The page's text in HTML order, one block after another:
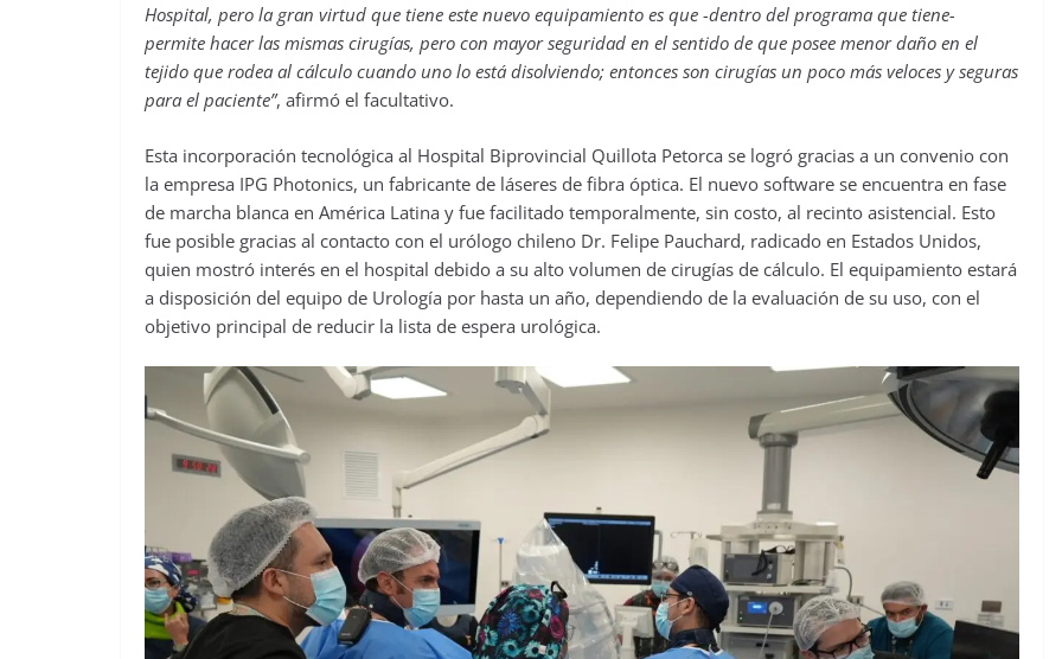
Hospital, pero la gran virtud que tiene este nuevo equipamiento es que -dentro del programa que tiene-
permite hacer las mismas cirugías, pero con mayor seguridad en el sentido de que posee menor daño en el
tejido que rodea al cálculo cuando uno lo está disolviendo; entonces son cirugías un poco más veloces y seguras
para el paciente”, afirmó el facultativo.
Esta incorporación tecnológica al Hospital Biprovincial Quillota Petorca se logró gracias a un convenio con
la empresa IPG Photonics, un fabricante de láseres de fibra óptica. El nuevo software se encuentra en fase
de marcha blanca en América Latina y fue facilitado temporalmente, sin costo, al recinto asistencial. Esto
fue posible gracias al contacto con el urólogo chileno Dr. Felipe Pauchard, radicado en Estados Unidos,
quien mostró interés en el hospital debido a su alto volumen de cirugías de cálculo. El equipamiento estará
a disposición del equipo de Urología por hasta un año, dependiendo de la evaluación de su uso, con el
objetivo principal de reducir la lista de espera urológica.